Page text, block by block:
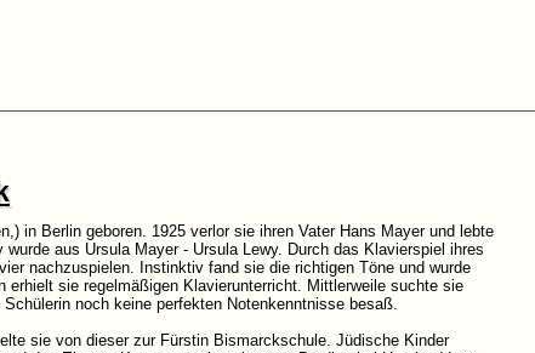
in Berlin geboren. 1925 verlor sie ihren Vater Hans Mayer und lebte
aus Ursula Mayer - Ursula Lewy. Durch das Klavierspiel ihres
nachzuspielen. Instinktiv fand sie die richtigen Töne und wurde
erhielt sie regelmäßigen Klavierunterricht. Mittlerweile suchte sie
noch keine perfekten Notenkenntnisse besaß.
sie von dieser zur Fürstin Bismarckschule. Jüdische Kinder